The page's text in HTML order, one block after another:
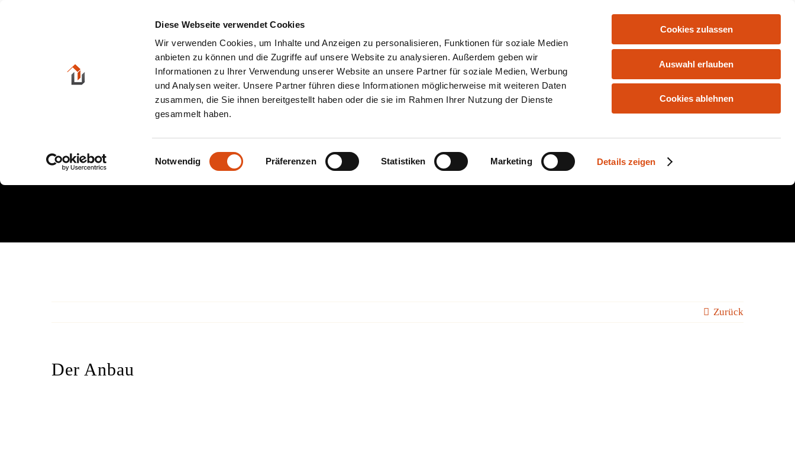
Diese Webseite verwendet Cookies
Wir verwenden Cookies, um Inhalte und Anzeigen zu personalisieren, Funktionen für soziale Medien
anbieten zu können und die Zugriffe auf unsere Website zu analysieren. Außerdem geben wir
Informationen zu Ihrer Verwendung unserer Website an unsere Partner für soziale Medien, Werbung
und Analysen weiter. Unsere Partner führen diese Informationen möglicherweise mit weiteren Daten
zusammen, die Sie ihnen bereitgestellt haben oder die sie im Rahmen Ihrer Nutzung der Dienste
gesammelt haben.
Einwilligungsauswahl
Notwendig Präferenzen Statistiken Marketing Details zeigen
Cookies zulassen
Auswahl erlauben
Cookies ablehnen
KONTAKT
Der Anbau
Zurück
Der Anbau